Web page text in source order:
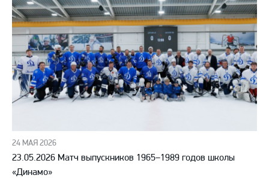
24 МАЯ 2026
23.05.2026 Матч выпускников 1965–1989 годов школы
«Динамо»